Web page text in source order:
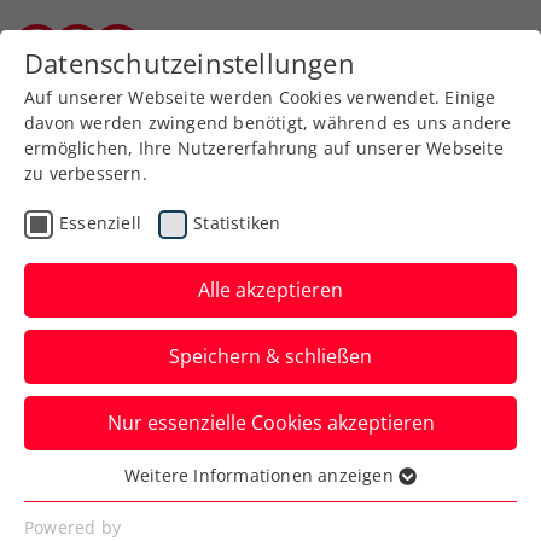
Aktuelle News
News filtern
Datenschutzeinstellungen
Auf unserer Webseite werden Cookies verwendet. Einige
davon werden zwingend benötigt, während es uns andere
ermöglichen, Ihre Nutzererfahrung auf unserer Webseite
zu verbessern.
Essenziell Statistiken
Alle akzeptieren
Speichern & schließen
Nur essenzielle Cookies akzeptieren
Essenziell
Essenzielle Cookies werden für grundlegende
Weitere Informationen anzeigen
Powered by